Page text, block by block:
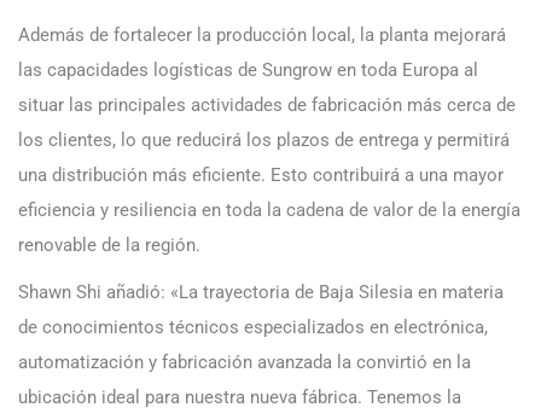
Además de fortalecer la producción local, la planta mejorará
las capacidades logísticas de Sungrow en toda Europa al
situar las principales actividades de fabricación más cerca de
los clientes, lo que reducirá los plazos de entrega y permitirá
una distribución más eficiente. Esto contribuirá a una mayor
eficiencia y resiliencia en toda la cadena de valor de la energía
renovable de la región.
Shawn Shi añadió: «La trayectoria de Baja Silesia en materia
de conocimientos técnicos especializados en electrónica,
automatización y fabricación avanzada la convirtió en la
ubicación ideal para nuestra nueva fábrica. Tenemos la